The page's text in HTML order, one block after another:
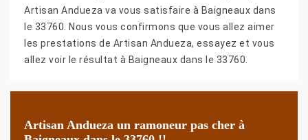
Artisan Andueza va vous satisfaire à Baigneaux dans
le 33760. Nous vous confirmons que vous allez aimer
les prestations de Artisan Andueza, essayez et vous
allez voir le résultat à Baigneaux dans le 33760.
Artisan Andueza un ramoneur pas cher à